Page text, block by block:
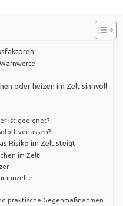
oder heizen im Zelt sinnvoll
ist geeignet?
verlassen?
Risiko im Zelt steigt
im Zelt
praktische Gegenmaßnahmen